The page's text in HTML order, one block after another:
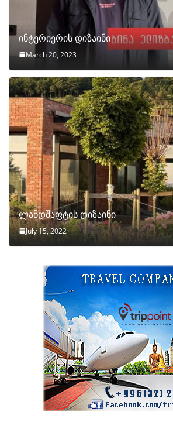
ინტერიერის დიზაინი
March 20, 2023
ლანდშაფტის დიზაინი
July 15, 2022